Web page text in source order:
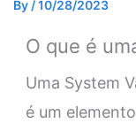
By /10/28/2023
O que é
Uma System
é um